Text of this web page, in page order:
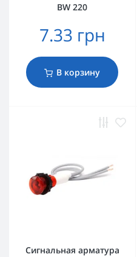
BW 220
7.33 грн
В корзину
Сигнальная арматура